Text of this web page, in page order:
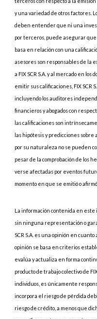
y una variedad de otros factores.
deben entender que ni una
por terceros, puede asegurar que
basa en relación con una
asesores son responsables de la
a FIX SCR S.A. y al mercado en
emitir sus calificaciones, FIX SCR
incluyendo los auditores
financieros y abogados con
las calificaciones son
las hipótesis y predicciones
por su naturaleza no se pueden
pesar de la comprobación de los
verse afectadas por eventos
momento en que se emitió o
La información contenida en este
sin ninguna representación o
SCR S.A. es una opinión en
opinión se basa en criterios
evalúa y actualiza en forma
producto de trabajo colectivo de
individuos, es únicamente
incorpora el riesgo de pérdida
riesgo de crédito, a menos que